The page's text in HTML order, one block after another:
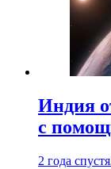
Индия
с
2 года спустя